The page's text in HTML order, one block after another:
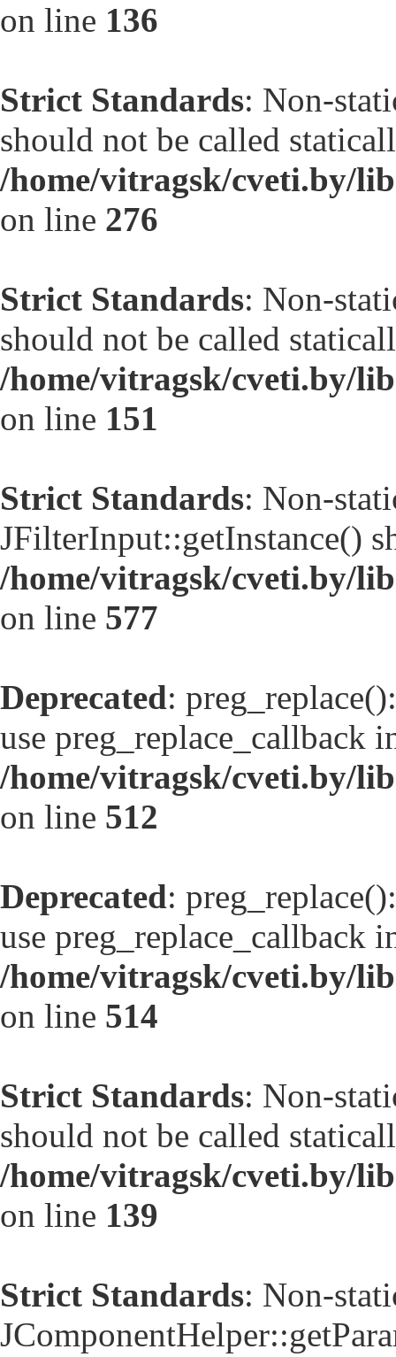
on line 136
Strict Standards: Non-
should not be called
/home/vitragsk/cveti.by/
on line 276
Strict Standards: Non-
should not be called
/home/vitragsk/cveti.by/
on line 151
Strict Standards: Non-
JFilterInput::getInstance()
/home/vitragsk/cveti.by/
on line 577
Deprecated:
use preg_replace_callback
/home/vitragsk/cveti.by/
on line 512
Deprecated:
use preg_replace_callback
/home/vitragsk/cveti.by/
on line 514
Strict Standards: Non-
should not be called
/home/vitragsk/cveti.by/
on line 139
Strict Standards: Non-